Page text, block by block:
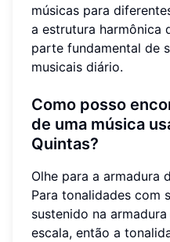
músicas para
a estrutura harmônica
parte fundamental de
musicais diário.
Como posso
de uma música
Quintas?
Olhe para a armadura
Para tonalidades com
sustenido na
escala, então a